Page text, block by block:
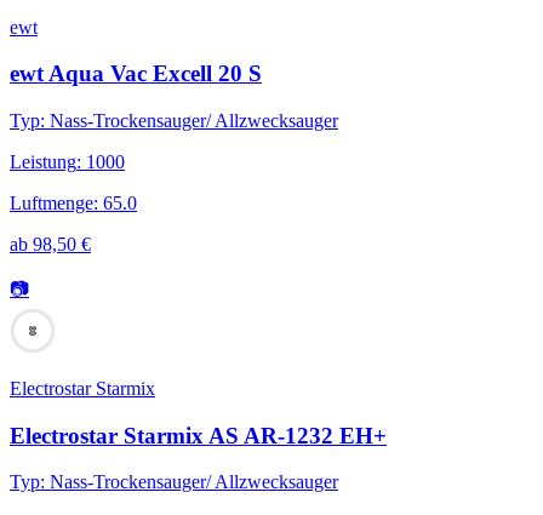
ewt
ewt Aqua Vac Excell 20 S
Typ: Nass-Trockensauger/ Allzwecksauger
Leistung: 1000
Luftmenge: 65.0
ab 98,50 €
📷
80
Electrostar Starmix
Electrostar Starmix AS AR-1232 EH+
Typ: Nass-Trockensauger/ Allzwecksauger